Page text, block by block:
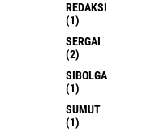
REDAKSI
(1)
SERGAI
(2)
SIBOLGA
(1)
SUMUT
(1)